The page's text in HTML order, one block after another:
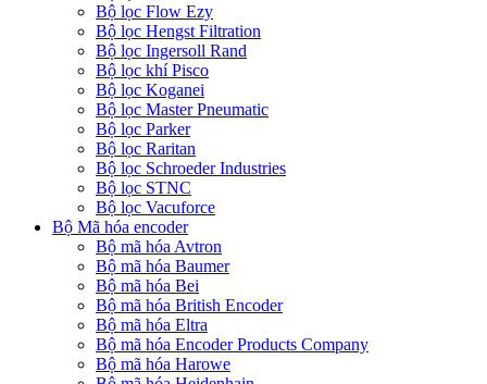
Bộ lọc Flow Ezy
Bộ lọc Hengst Filtration
Bộ lọc Ingersoll Rand
Bộ lọc khí Pisco
Bộ lọc Koganei
Bộ lọc Master Pneumatic
Bộ lọc Parker
Bộ lọc Raritan
Bộ lọc Schroeder Industries
Bộ lọc STNC
Bộ lọc Vacuforce
Bộ Mã hóa encoder
Bộ mã hóa Avtron
Bộ mã hóa Baumer
Bộ mã hóa Bei
Bộ mã hóa British Encoder
Bộ mã hóa Eltra
Bộ mã hóa Encoder Products Company
Bộ mã hóa Harowe